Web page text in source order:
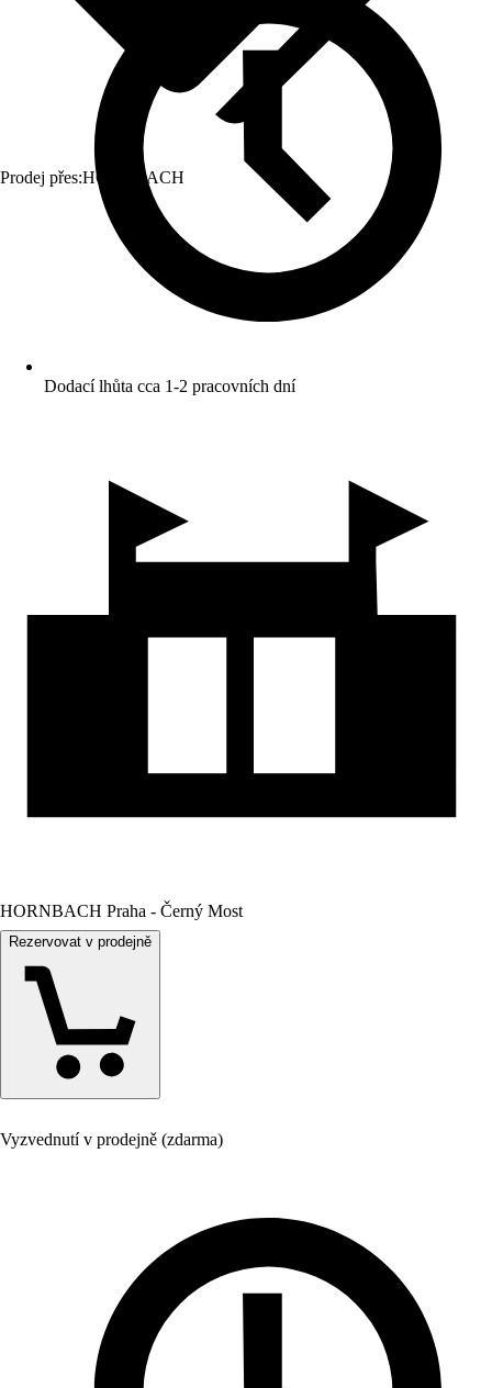
Prodej přes:HORNBACH
Dodací lhůta cca 1-2 pracovních dní
HORNBACH Praha - Černý Most
Rezervovat v prodejně
Vyzvednutí v prodejně (zdarma)